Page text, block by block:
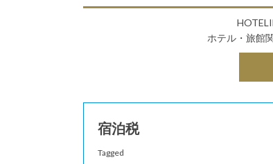
ホテル・旅館
宿泊税
Tagged